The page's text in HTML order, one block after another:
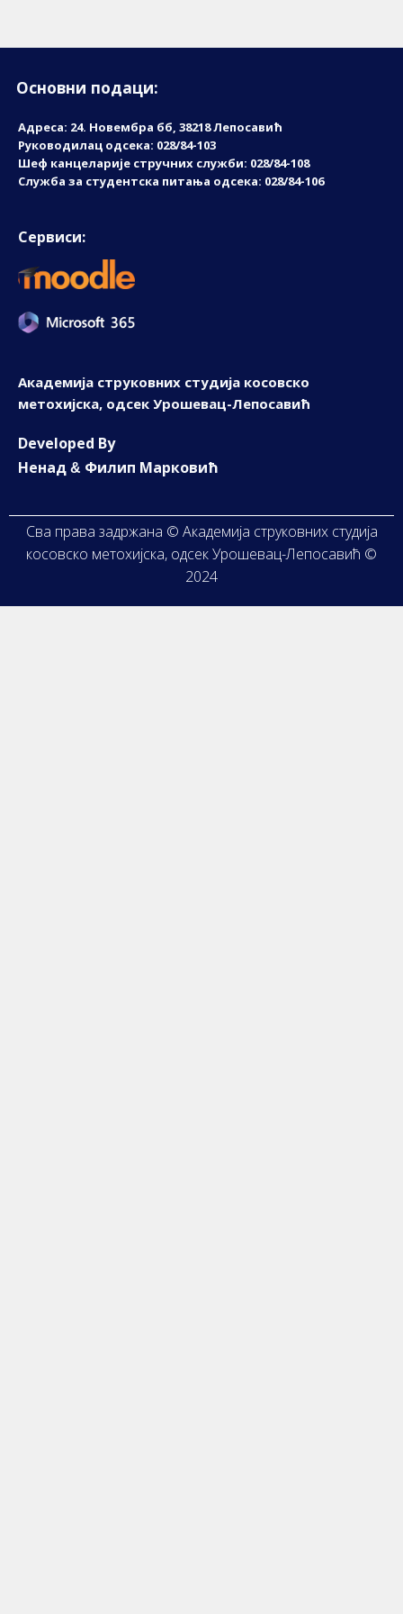
Основни подаци:
Адреса: 24. Новембрa бб, 38218 Лепосавић
Руководилац одсека: 028/84-103
Шеф канцеларије стручних служби: 028/84-108
Служба за студентска питања одсека: 028/84-106
Сервиси:
Академија струковних студија косовско
метохијска, одсек Урошевац-Лепосавић
Developed By
Ненад & Филип Марковић
Сва права задржана © Академија струковних студија
косовско метохијска, одсек Урошевац-Лепосавић ©
2024